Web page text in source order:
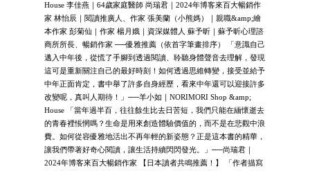
House 李佳燕｜64歲家庭醫師 尚瑞君｜2024年博客來百大暢銷作
家 林怡辰｜閱讀推廣人、作家 張美蘭（小熊媽）｜親職&amp;繪
本作家 彭菊仙｜作家 楊月娥｜資深媒體人 蘇予昕｜蘇予昕心理諮
商所所長、暢銷作家 ──優雅推薦（依首字筆畫排序） 「意識自己
邁入中年後，從慌了手腳到透過閱讀、聆聽身體聲音去理解，發現
這可是重新關注自己的最好時刻！如何透過思維轉變，接受並給予
中年正面肯定，書中舉了許多自身經歷，看來中年還可以迎接許多
改變呢，真叫人期待！」──羊小如｜NORIMORI Shop &amp;
House 「當年過半百，往往餘生比去日苦短，我們只能在緬懷逝去
的青春裡悵惘嗎？生命是用來創造體驗價值的，而不是在悲觀中浪
費。如何從容優雅地活出不再年輕的新姿態？正是這本書的精華，
讓我們帶著好奇心閱讀，讓生活持續閃閃發光。」──尚瑞君｜
2024年博客來百大暢銷作家 【日本讀者共鳴推薦！】 「作者描寫